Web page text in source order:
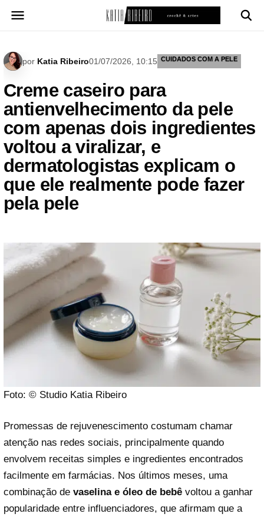
para
por Katia Ribeiro01/07/2026, 10:15 CUIDADOS COM A PELE
Creme caseiro para
antienvelhecimento da pele
com apenas dois ingredientes
voltou a viralizar, e
dermatologistas explicam o
que ele realmente pode fazer
pela pele
Foto: © Studio Katia Ribeiro
Promessas de rejuvenescimento costumam chamar
atenção nas redes sociais, principalmente quando
envolvem receitas simples e ingredientes encontrados
facilmente em farmácias. Nos últimos meses, uma
combinação de vaselina e óleo de bebê voltou a ganhar
popularidade entre influenciadores, que afirmam que a